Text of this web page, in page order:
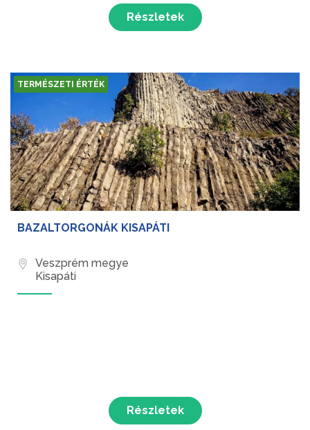
Részletek
TERMÉSZETI ÉRTÉK
BAZALTORGONÁK KISAPÁTI
Veszprém megye
Kisapáti
Részletek